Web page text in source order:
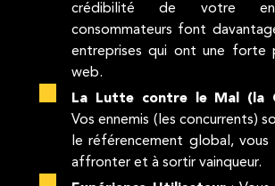
crédibilité de votre
consommateurs font
entreprises qui ont une forte
web.
La Lutte contre le Mal (la
Vos ennemis (les concurrents)
le référencement global,
affronter et à sortir vainqueur.